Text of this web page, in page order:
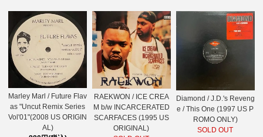
Marley Marl / Future Flav
as "Uncut Remix Series
Vol'01"(2008 US ORIGIN
AL)
RAEKWON / ICE CREA
M b/w INCARCERATED
SCARFACES (1995 US
ORIGINAL)
Diamond / J.D.'s Reveng
e / This One (1997 US P
ROMO ONLY)
SOLD OUT